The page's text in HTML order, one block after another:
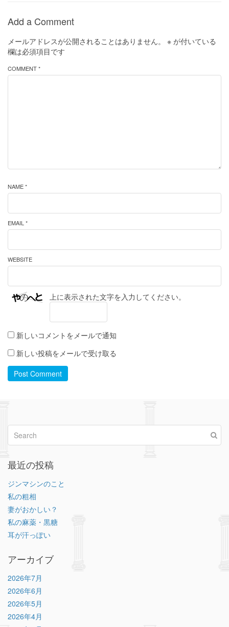
Add a Comment
メールアドレスが公開されることはありません。 ※ が付いている
欄は必須項目です
COMMENT *
NAME *
EMAIL *
WEBSITE
上に表示された文字を入力してください。
新しいコメントをメールで通知
新しい投稿をメールで受け取る
Post Comment
最近の投稿
ジンマシンのこと
私の粗相
妻がおかしい？
私の麻薬・黒糖
耳が汗っぽい
アーカイブ
2026年7月
2026年6月
2026年5月
2026年4月